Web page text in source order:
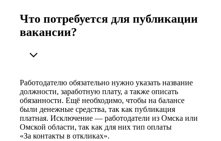
Что потребуется для публикации
вакансии?
Работодателю обязательно нужно указать название
должности, заработную плату, а также описать
обязанности. Ещё необходимо, чтобы на балансе
были денежные средства, так как публикация
платная. Исключение — работодатели из Омска или
Омской области, так как для них тип оплаты
«За контакты в откликах».